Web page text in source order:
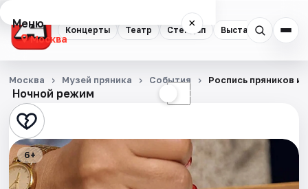
Концерты Театр Стендап Выставки
Меню ×
Москва
Концерты
Театр
Стендап
Выставки
Ночной режим ☾
Москва Музей пряника События Роспись пряников и
6+